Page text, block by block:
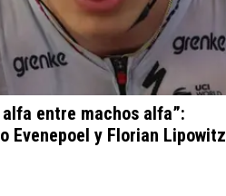
entre machos alfa”:
Evenepoel y Florian Lipowitz